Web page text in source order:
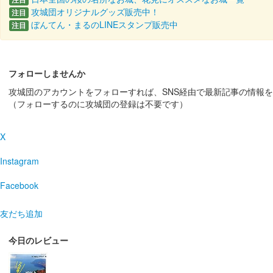
稲葉山城（岐阜城） 特別限定
岐阜城御城印111,111枚頒布記念。稲葉山城、岐阜城、加
注目 攻城団オリジナルグッズ販売中！
注目 ぼんてん・まるのLINEスタンプ販売中
フォローしませんか
攻城団のアカウントをフォローすれば、SNS経由で最新記事の情報
（フォローするのに攻城団の登録は不要です）
X
Instagram
Facebook
友だち追加
今日のレビュー